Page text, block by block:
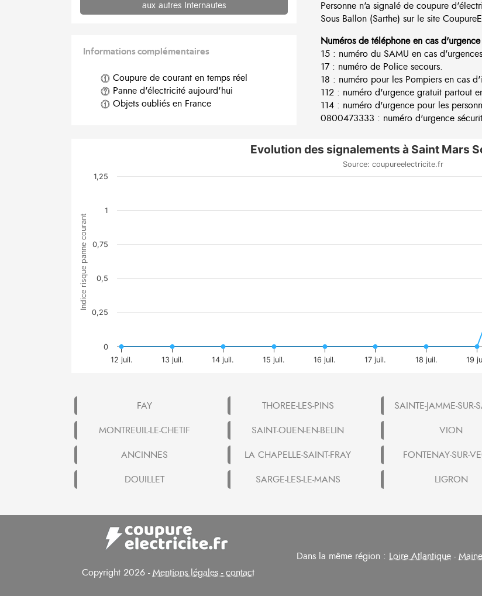
aux autres Internautes
Informations complémentaires
Coupure de courant en temps réel
Panne d'électricité aujourd'hui
Objets oubliés en France
Personne n'a signalé de coupure
Sous Ballon (Sarthe) sur le site
Numéros de téléphone en cas d'urgence
15 : numéro du SAMU en cas
17 : numéro de Police secours.
18 : numéro pour les Pompiers en cas
112 : numéro d'urgence gratuit partout
114 : numéro d'urgence pour les
0800473333 : numéro d'urgence
Indice risque panne courant
Evolution des signalements à Saint Mars
Source: coupureelectricite.fr
12 juil. 13 juil. 14 juil. 15 juil. 16 juil. 17 juil. 18 juil. 19
0
0,25
0,5
0,75
1
1,25
FAY THOREE-LES-PINS SAINTE-JAMME-SUR-
MONTREUIL-LE-CHETIF
SAINT-OUEN-EN-BELIN VION
ANCINNES
LA CHAPELLE-SAINT-FRAY FONTENAY-SUR-
DOUILLET
SARGE-LES-LE-MANS LIGRON
Copyright 2026 -Mentions légales - contact
Dans la même région : Loire Atlantique -